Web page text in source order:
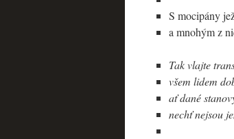
S mocipány
a mnohým z
Tak vlajte
všem lidem
ať dané
nechť nejsou